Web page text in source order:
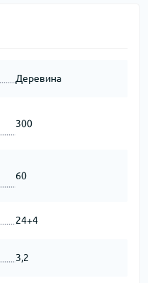
Деревина
300
60
24+4
3,2